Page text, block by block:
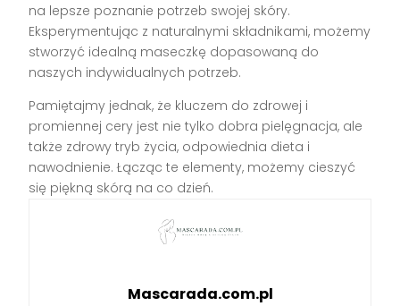
na lepsze poznanie potrzeb swojej skóry.
Eksperymentując z naturalnymi składnikami, możemy
stworzyć idealną maseczkę dopasowaną do
naszych indywidualnych potrzeb.
Pamiętajmy jednak, że kluczem do zdrowej i
promiennej cery jest nie tylko dobra pielęgnacja, ale
także zdrowy tryb życia, odpowiednia dieta i
nawodnienie. Łącząc te elementy, możemy cieszyć
się piękną skórą na co dzień.
Mascarada.com.pl